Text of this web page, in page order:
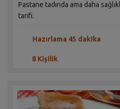
Pastane tadında ama daha
tarifi.
Hazırlama 45 dakika
8 Kişilik